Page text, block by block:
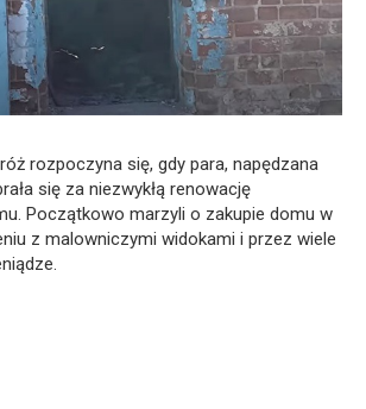
rozpoczyna się, gdy para, napędzana
się za niezwykłą renowację
Początkowo marzyli o zakupie domu w
z malowniczymi widokami i przez wiele